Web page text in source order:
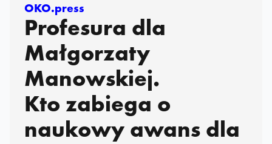
OKO.press
Profesura dla
Małgorzaty
Manowskiej.
Kto zabiega o
naukowy awans dla